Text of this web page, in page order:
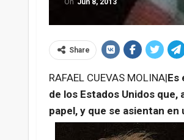
On Jun 8, 2013
Share
RAFAEL CUEVAS MOLINA|Es
de los Estados Unidos
papel, y que se asientan